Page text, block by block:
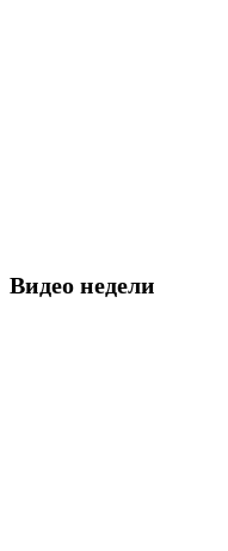
Видео недели